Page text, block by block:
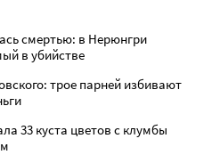
смертью: в Нерюнгри
в убийстве
трое парней избивают
33 куста цветов с клумбы